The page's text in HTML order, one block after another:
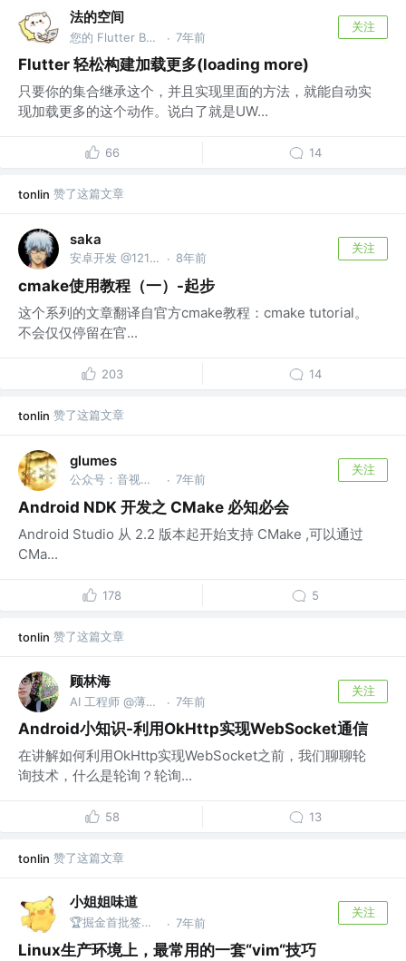
法的空间
您的 Flutter Bug 已创建完毕，请查收 @FlutterCandies QQ群:181398081 · 7年前
关注
Flutter 轻松构建加载更多(loading more)
只要你的集合继承这个，并且实现里面的方法，就能自动实
现加载更多的这个动作。说白了就是UW...
66 14
tonlin 赞了这篇文章
saka
安卓开发 @12123 · 8年前
关注
cmake使用教程（一）-起步
这个系列的文章翻译自官方cmake教程：cmake tutorial。
不会仅仅停留在官...
203 14
tonlin 赞了这篇文章
glumes
公众号：音视频开发进阶 @字节跳动 · 7年前
关注
Android NDK 开发之 CMake 必知必会
Android Studio 从 2.2 版本起开始支持 CMake ,可以通过
CMa...
178 5
tonlin 赞了这篇文章
顾林海
AI 工程师 @薄荷健康 · 7年前
关注
Android小知识-利用OkHttp实现WebSocket通信
在讲解如何利用OkHttp实现WebSocket之前，我们聊聊轮
询技术，什么是轮询？轮询...
58 13
tonlin 赞了这篇文章
小姐姐味道
🏆掘金首批签约作者 @公众号：xjjdog · 7年前
关注
Linux生产环境上，最常用的一套“vim“技巧